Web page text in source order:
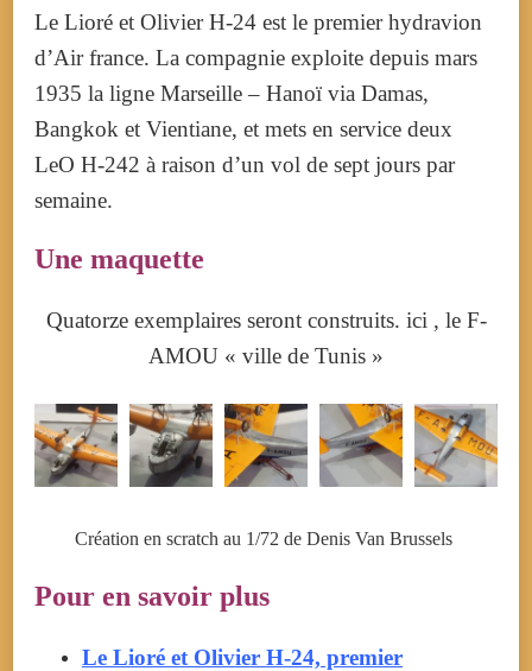
Le Lioré et Olivier H-24 est le premier hydravion
d’Air france. La compagnie exploite depuis mars
1935 la ligne Marseille – Hanoï via Damas,
Bangkok et Vientiane, et mets en service deux
LeO H-242 à raison d’un vol de sept jours par
semaine.
Une maquette
Quatorze exemplaires seront construits. ici , le F-
AMOU « ville de Tunis »
Création en scratch au 1/72 de Denis Van Brussels
Pour en savoir plus
Le Lioré et Olivier H-24, premier